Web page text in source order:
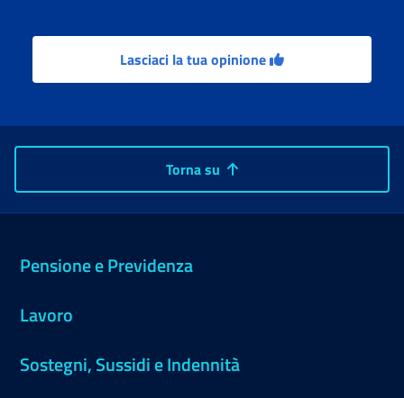
Lasciaci la tua opinione
Torna su
Pensione e Previdenza
Lavoro
Sostegni, Sussidi e Indennità